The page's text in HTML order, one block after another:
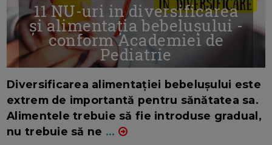
11 NU-uri in diversificarea
și alimentația bebelușului -
conform Academiei de
Pediatrie
Diversificarea alimentației bebelușului este
extrem de importantă pentru sănătatea sa.
Alimentele trebuie să fie introduse gradual,
nu trebuie să ne ...